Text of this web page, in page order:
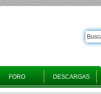
FORO DESCARGAS